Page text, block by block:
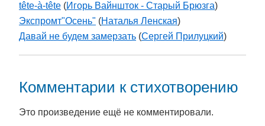
tête-à-tête (Игорь Вайншток - Старый Брюзга)
Экспромт"Осень" (Наталья Ленская)
Давай не будем замерзать (Сергей Прилуцкий)
Комментарии к стихотворению
Это произведение ещё не комментировали.